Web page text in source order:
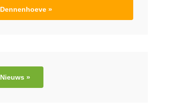
Dennenhoeve »
Nieuws »